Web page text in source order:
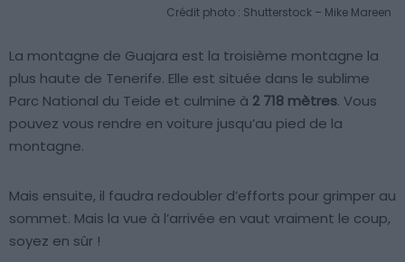
Crédit photo : Shutterstock – Mike Mareen
La montagne de Guajara est la troisième montagne la
plus haute de Tenerife. Elle est située dans le sublime
Parc National du Teide et culmine à 2 718 mètres. Vous
pouvez vous rendre en voiture jusqu’au pied de la
montagne.
Mais ensuite, il faudra redoubler d’efforts pour grimper au
sommet. Mais la vue à l’arrivée en vaut vraiment le coup,
soyez en sûr !